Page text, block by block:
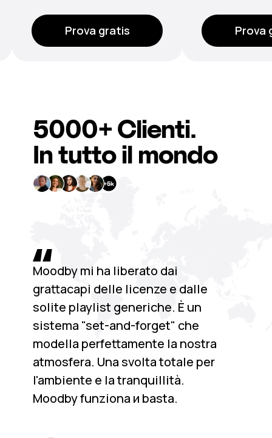
Prova gratis
Moodby mi ha liberato dai
grattacapi delle licenze e dalle
solite playlist generiche. È un
sistema "set-and-forget" che
modella perfettamente la nostra
atmosfera. Una svolta totale per
l'ambiente e la tranquillità.
Moodby funziona и basta.
5000+ Clienti.
In tutto il mondo